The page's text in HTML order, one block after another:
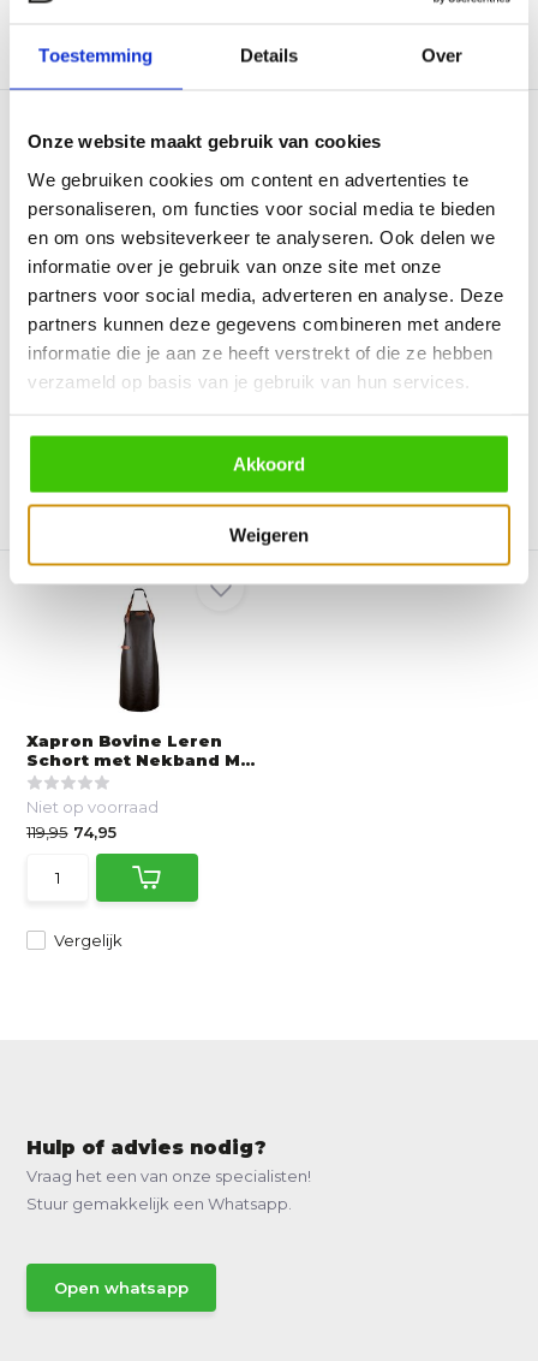
Toestemming Details Over
Onze website maakt gebruik van cookies
We gebruiken cookies om content en advertenties te
personaliseren, om functies voor social media te bieden
en om ons websiteverkeer te analyseren. Ook delen we
informatie over je gebruik van onze site met onze
partners voor social media, adverteren en analyse. Deze
partners kunnen deze gegevens combineren met andere
informatie die je aan ze heeft verstrekt of die ze hebben
verzameld op basis van je gebruik van hun services.
Akkoord
Weigeren
Vergelijk
Witloft Buffelleren BBQ
schort - Bruin
De zorgvuldig vervaardigde
Buffalo lederen schor...
Niet op voorraad
Schort met Nekband M...
In de eerste plaats worden
Niet op voorraad
Xapron Bovine Leren
Schort met Nekband M...
Vergelijk
Niet op voorraad
119,95 74,95
Hulp of advies nodig?
Vraag het een van onze specialisten!
Stuur gemakkelijk een Whatsapp.
Open whatsapp